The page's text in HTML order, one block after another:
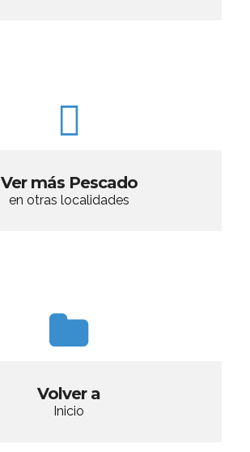
Ver más Pescado
en otras localidades
Volver a
Inicio